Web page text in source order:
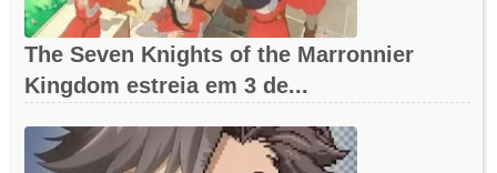
The Seven Knights of the Marronnier
Kingdom estreia em 3 de...